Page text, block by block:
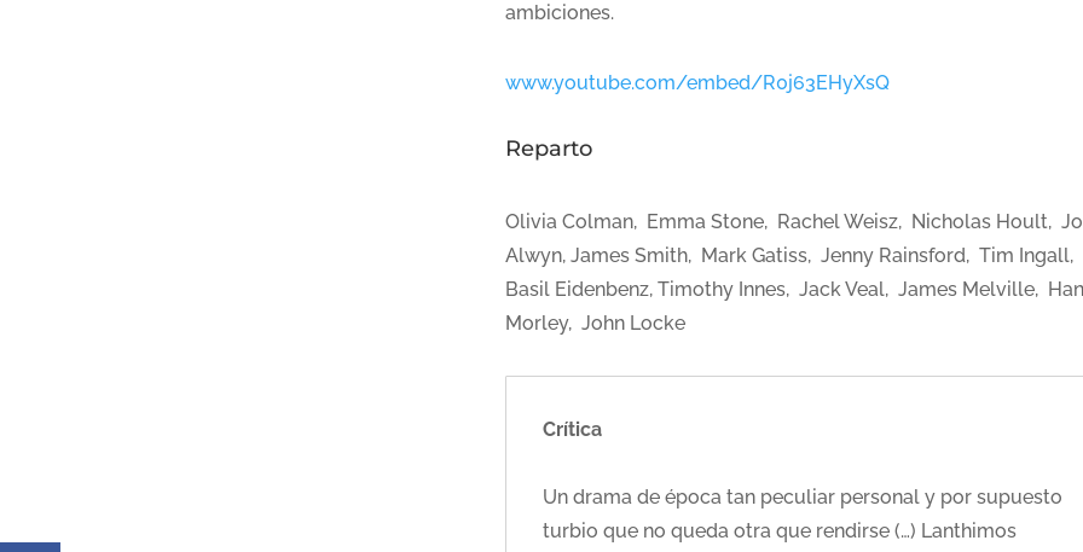
ambiciones.
www.youtube.com/embed/R0j63EHyXsQ
Reparto
Olivia Colman, Emma Stone, Rachel Weisz, Nicholas Hoult,
Alwyn, James Smith, Mark Gatiss, Jenny Rainsford, Tim Ingall,
Basil Eidenbenz, Timothy Innes, Jack Veal, James Melville,
Morley, John Locke
Crítica
Un drama de época tan peculiar personal y por supuesto
turbio que no queda otra que rendirse (…) Lanthimos